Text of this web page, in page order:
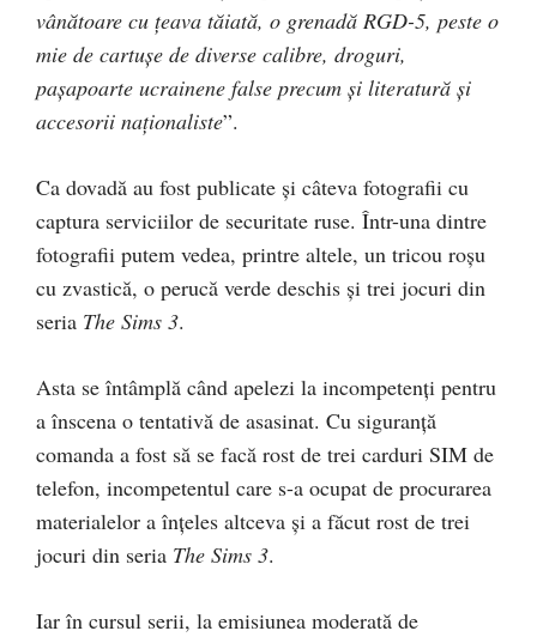
vânătoare cu țeava tăiată, o grenadă RGD-5, peste o
mie de cartușe de diverse calibre, droguri,
pașapoarte ucrainene false precum și literatură și
accesorii naționaliste”.
Ca dovadă au fost publicate și câteva fotografii cu
captura serviciilor de securitate ruse. Într-una dintre
fotografii putem vedea, printre altele, un tricou roșu
cu zvastică, o perucă verde deschis și trei jocuri din
seria The Sims 3.
Asta se întâmplă când apelezi la incompetenți pentru
a înscena o tentativă de asasinat. Cu siguranță
comanda a fost să se facă rost de trei carduri SIM de
telefon, incompetentul care s-a ocupat de procurarea
materialelor a înțeles altceva și a făcut rost de trei
jocuri din seria The Sims 3.
Iar în cursul serii, la emisiunea moderată de